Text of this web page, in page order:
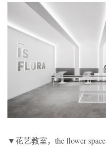
▼花艺教室，the flower space